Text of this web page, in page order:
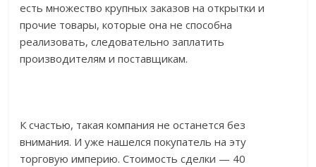
есть множество крупных заказов на открытки и
прочие товары, которые она не способна
реализовать, следовательно заплатить
производителям и поставщикам.
К счастью, такая компания не останется без
внимания. И уже нашелся покупатель на эту
торговую империю. Стоимость сделки — 40